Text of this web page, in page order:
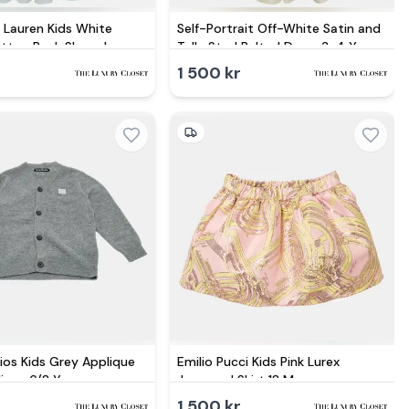
Lauren Kids White
Back Sleeveless
Self-Portrait Off-White Satin and
Tulle Stud Belted Dress 3-4 Yrs
1 500 kr
Kids Grey Applique
6/8 Y
Emilio Pucci Kids Pink Lurex
Jacquard Skirt 18 M